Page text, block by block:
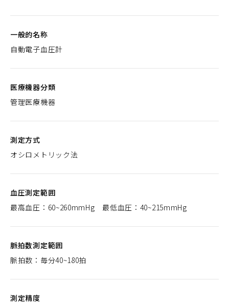
一般的名称
自動電子血圧計
医療機器分類
管理医療機器
測定方式
オシロメトリック法
血圧測定範囲
最高血圧：60~260mmHg 最低血圧：40~215mmHg
脈拍数測定範囲
脈拍数：毎分40~180拍
測定精度